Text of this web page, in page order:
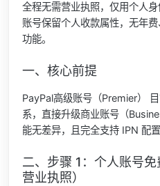
全程无需营业执照，仅用个人
账号保留个人收款属性，无年
功能。
一、核心前提
PayPal高级账号（Premier）
系，直接升级商业账号（
能无差异，且完全支持 IPN 配置
二、步骤 1：个人账号
营业执照）